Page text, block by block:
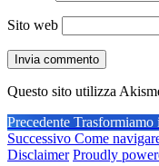
Sito web
Questo sito utilizza
Navigazione
articoli
Precedente Articolo
precedente:
Trasformiamo
Successivo Articolo
successivo:
Come
Disclaimer Proudly